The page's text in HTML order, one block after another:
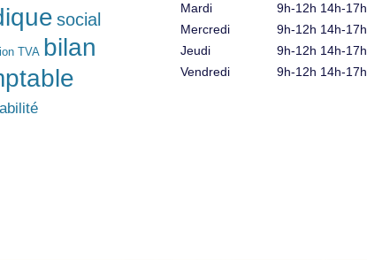
social
TVA bilan
Mardi
Mercredi
Jeudi
Vendredi
9h-12h 14h-17h
9h-12h 14h-17h
9h-12h 14h-17h
9h-12h 14h-17h